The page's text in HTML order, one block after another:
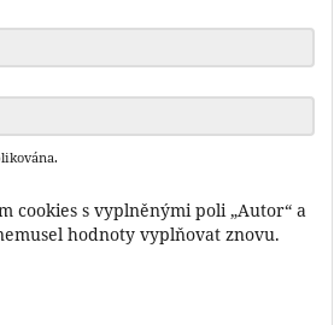
cookies s vyplněnými poli „Autor“ a
hodnoty vyplňovat znovu.